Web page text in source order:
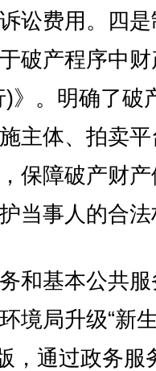
讼费用。四
破产程序中
》。明确了破
主体、拍卖
保障破产财
当事人的合
基本公共服
境局升级“新
，通过政务服